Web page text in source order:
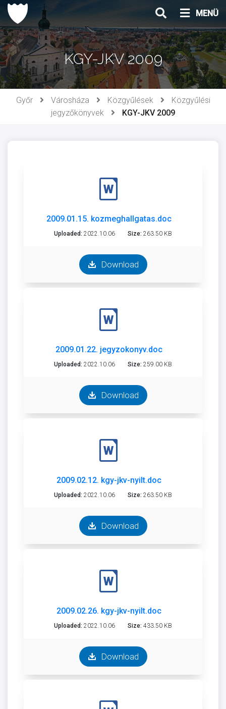
Ugrás
tartalomhoz
MENÜ
KGY-JKV 2009
Győr Városháza Közgyűlések
Közgyűlési
jegyzőkönyvek
KGY-JKV 2009
2009.01.15. kozmeghallgatas.doc
Uploaded: 2022.10.06 Size: 263.50 KB
Download
2009.01.22. jegyzokonyv.doc
Uploaded: 2022.10.06 Size: 259.00 KB
Download
2009.02.12. kgy-jkv-nyilt.doc
Uploaded: 2022.10.06 Size: 263.50 KB
Download
2009.02.26. kgy-jkv-nyilt.doc
Uploaded: 2022.10.06 Size: 433.50 KB
Download